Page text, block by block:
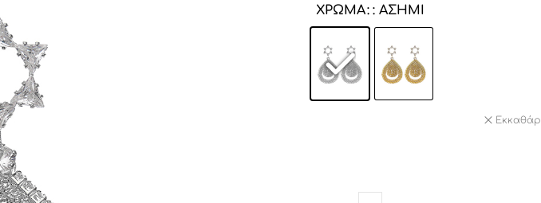
ΧΡΏΜΑ : ΑΣΗΜΊ